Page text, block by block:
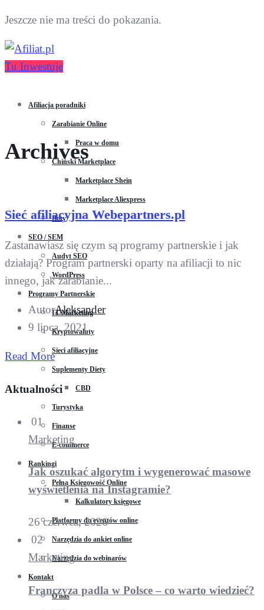
Jeszcze nie ma treści do pokazania.
Tu Inwestuje
Afiliacja poradniki
Zarabianie Online
Praca w domu
Chiński Marketplace
Marketplace Shein
Marketplace Aliexpress
Boty
SEO / SEM
Audyt SEO
WordPress
Programy Partnerskie
IT Marketing
Kryptowaluty
Sieci afiliacyjne
Suplementy Diety
CBD
Turystyka
Finanse
E-commerce
Rankingi
Pełna Księgowość Online
Kalkulatory księgowe
Platformy do eventów online
Narzędzia do ankiet online
Narzędzia do webinarów
Kontakt
O nas
Archives
Sieć afiliacyjna Webepartners.pl
Zastanawiasz się czym są programy partnerskie i jak
działają? Program partnerski oparty na afiliacji to nic
innego, jak zarabianie...
AutorAleksander
9 lipca, 2021
Read More
Aktualności
01
Marketing
Jak oszukać algorytm i wygenerować masowe
wyświetlenia na Instagramie?
26 czerwca, 2026
02
Marketing
Franczyza padla w Polsce – co warto wiedzieć?